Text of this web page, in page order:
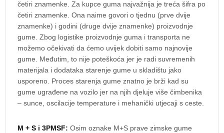
četiri znamenke. Za kupce guma najvažnija je treća šifra po
četiri znamenke. Ona naime govori o tjednu (prve dvije
znamenke) i godini (druge dvije znamenke) proizvodnje
gume. Zbog logistike proizvodnje guma i transporta ne
možemo očekivati da ćemo uvijek dobiti samo najnovije
gume. Međutim, to nije poteškoća jer je radi suvremenih
materijala i dodataka starenje gume u skladištu jako
usporeno. Proces starenja gume znatno je brži kad su
gume ugrađene na vozilo jer na njih djeluje više čimbenika
– sunce, oscilacije temperature i mehanički utjecaji s ceste.
M + S i 3PMSF: Osim oznake M+S prave zimske gume